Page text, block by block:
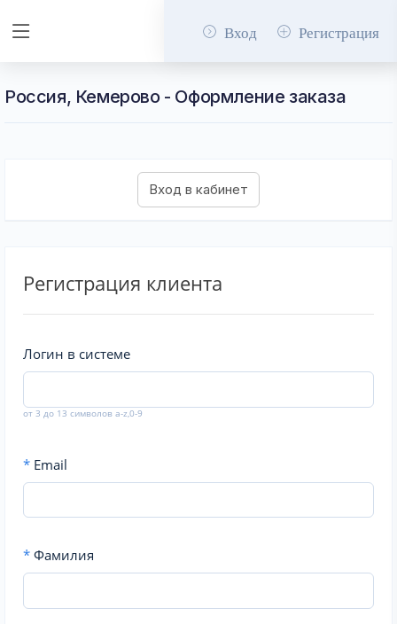
Вход Регистрация
Россия, Кемерово - Оформление заказа
Регистрация клиента
Логин в системе
от 3 до 13 символов a-z,0-9
* Email
* Фамилия